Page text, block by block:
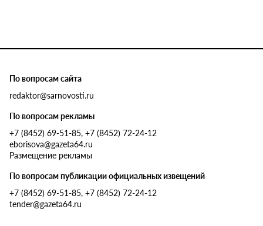
По вопросам сайта
redaktor@sarnovosti.ru
По вопросам рекламы
+7 (8452) 69-51-85, +7 (8452) 72-24-12
eborisova@gazeta64.ru
Размещение рекламы
По вопросам публикации официальных извещений
+7 (8452) 69-51-85, +7 (8452) 72-24-12
tender@gazeta64.ru